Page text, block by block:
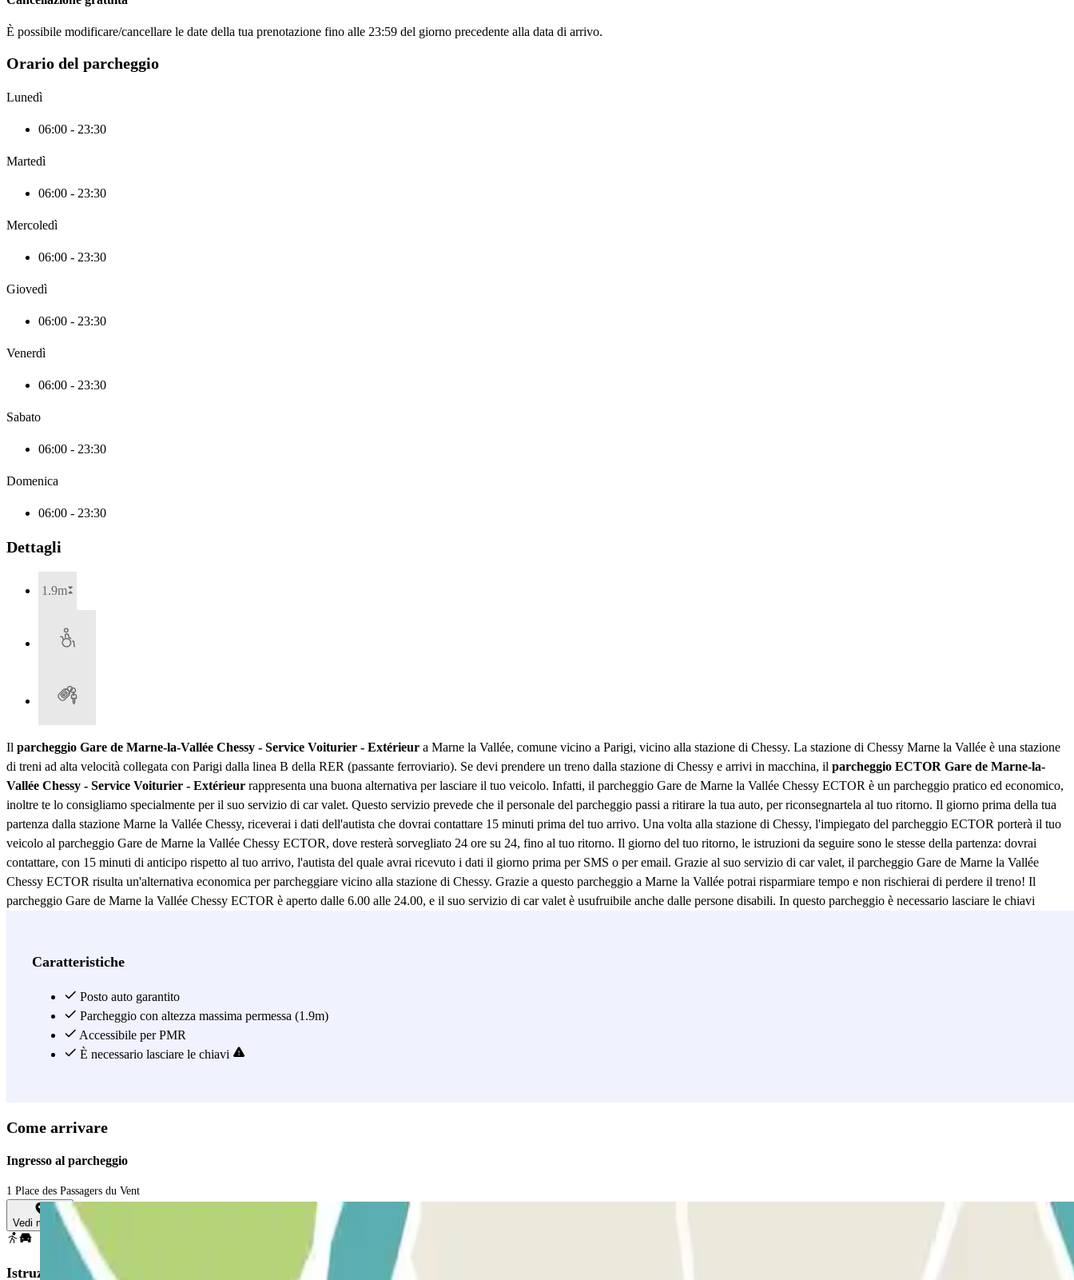
È possibile modificare/cancellare le date della tua prenotazione fino alle 23:59 del giorno precedente alla data di arrivo.
Orario del parcheggio
Lunedì
06:00 - 23:30
Martedì
06:00 - 23:30
Mercoledì
06:00 - 23:30
Giovedì
06:00 - 23:30
Venerdì
06:00 - 23:30
Sabato
06:00 - 23:30
Domenica
06:00 - 23:30
Dettagli
1.9m
Il parcheggio Gare de Marne-la-Vallée Chessy - Service Voiturier - Extérieur a Marne la Vallée, comune vicino a Parigi, vicino alla stazione di Chessy. La stazione di Chessy Marne la Vallée è una stazione
di treni ad alta velocità collegata con Parigi dalla linea B della RER (passante ferroviario). Se devi prendere un treno dalla stazione di Chessy e arrivi in macchina, il parcheggio ECTOR Gare de Marne-la-
Vallée Chessy - Service Voiturier - Extérieur rappresenta una buona alternativa per lasciare il tuo veicolo. Infatti, il parcheggio Gare de Marne la Vallée Chessy ECTOR è un parcheggio pratico ed economico,
inoltre te lo consigliamo specialmente per il suo servizio di car valet. Questo servizio prevede che il personale del parcheggio passi a ritirare la tua auto, per riconsegnartela al tuo ritorno. Il giorno prima della tua
partenza dalla stazione Marne la Vallée Chessy, riceverai i dati dell'autista che dovrai contattare 15 minuti prima del tuo arrivo. Una volta alla stazione di Chessy, l'impiegato del parcheggio ECTOR porterà il tuo
veicolo al parcheggio Gare de Marne la Vallée Chessy ECTOR, dove resterà sorvegliato 24 ore su 24, fino al tuo ritorno. Il giorno del tuo ritorno, le istruzioni da seguire sono le stesse della partenza: dovrai
contattare, con 15 minuti di anticipo rispetto al tuo arrivo, l'autista del quale avrai ricevuto i dati il giorno prima per SMS o per email. Grazie al suo servizio di car valet, il parcheggio Gare de Marne la Vallée
Chessy ECTOR risulta un'alternativa economica per parcheggiare vicino alla stazione di Chessy. Grazie a questo parcheggio a Marne la Vallée potrai risparmiare tempo e non rischierai di perdere il treno! Il
parcheggio Gare de Marne la Vallée Chessy ECTOR è aperto dalle 6.00 alle 24.00, e il suo servizio di car valet è usufruibile anche dalle persone disabili. In questo parcheggio è necessario lasciare le chiavi
Caratteristiche
Posto auto garantito
Parcheggio con altezza massima permessa (1.9m)
Accessibile per PMR
È necessario lasciare le chiavi
Come arrivare
Ingresso al parcheggio
1 Place des Passagers du Vent
Vedi mappa
Istruzioni